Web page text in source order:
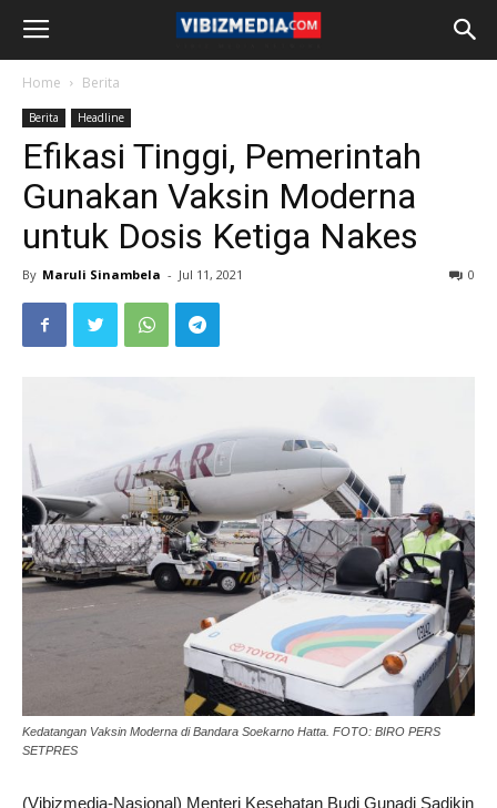
Home Berita
Berita Headline
Efikasi Tinggi, Pemerintah
Gunakan Vaksin Moderna
untuk Dosis Ketiga Nakes
By Maruli Sinambela - Jul 11, 2021 0
Kedatangan Vaksin Moderna di Bandara Soekarno Hatta. FOTO: BIRO PERS
SETPRES
(Vibizmedia-Nasional) Menteri Kesehatan Budi Gunadi Sadikin